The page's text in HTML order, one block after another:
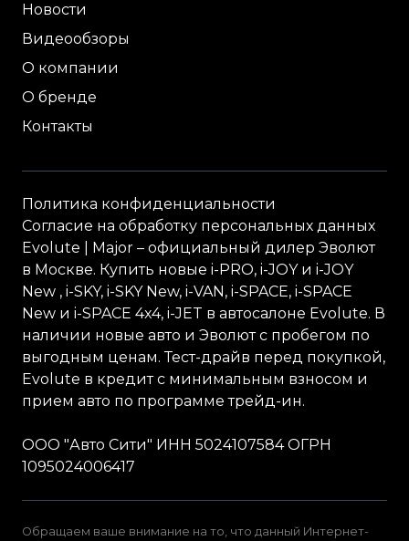
Новости
Видеообзоры
О компании
О бренде
Контакты
Политика конфиденциальности
Согласие на обработку персональных данных
Evolute | Major – официальный дилер Эволют
в Москве. Купить новые i- PRO, i-JOYи i-JOY
New , i-SKY, i-SKYNew, i-VAN , i-SPACE, i-SPACE
New и i-SPACE 4x4, i-JET в автосалоне Evolute. В
наличии новые авто и Эволют с пробегом по
выгодным ценам. Тест-драйв перед покупкой,
Evolute в кредит с минимальным взносом и
прием авто по программе трейд-ин.
ООО "Авто Сити" ИНН 5024107584 ОГРН
1095024006417
Обращаем ваше внимание на то, что данный Интернет-